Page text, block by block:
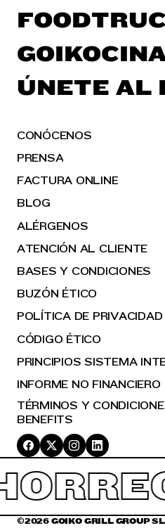
ÚNETE AL
CONÓCENOS
PRENSA
FACTURA ONLINE
BLOG
ALÉRGENOS
ATENCIÓN AL CLIENTE
BASES Y CONDICIONES
BUZÓN ÉTICO
POLÍTICA DE PRIVACIDAD
CÓDIGO ÉTICO
PRINCIPIOS SISTEMA
INFORME NO FINANCIERO
TÉRMINOS Y
BENEFITS
©2026 GOIKO GRILL GROUP SL